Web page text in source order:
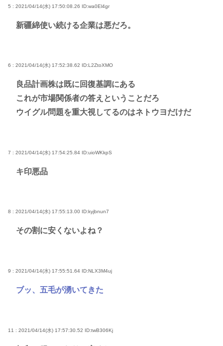
5 : 2021/04/14(水) 17:50:08.26 ID:wa0El4gr
新疆綿使い続ける企業は悪だろ。
6 : 2021/04/14(水) 17:52:38.62 ID:L2ZtoXMO
良品計画株は既に回復基調にある
これが市場関係者の答えということだろ
ウイグル問題を重大視してるのはネトウヨだけだ
7 : 2021/04/14(水) 17:54:25.84 ID:uioWKkpS
キ印悪品
8 : 2021/04/14(水) 17:55:13.00 ID:kyjbnun7
その割に安くないよね？
9 : 2021/04/14(水) 17:55:51.64 ID:NLX3M4uj
ブッ、五毛が湧いてきた
11 : 2021/04/14(水) 17:57:30.52 ID:twB306Kj